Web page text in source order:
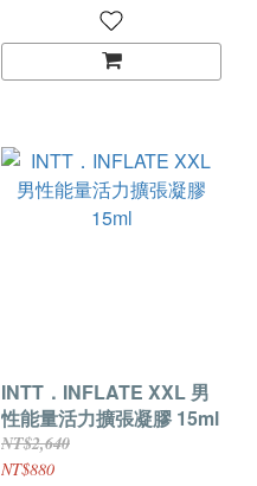
INTT．INFLATE XXL 男
性能量活力擴張凝膠 15ml
NT$2,640
NT$880